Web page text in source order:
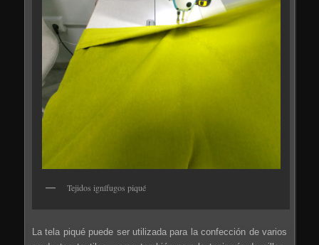
Tejidos ignífugos piqué
La tela piqué puede ser utilizada para la confección de varios